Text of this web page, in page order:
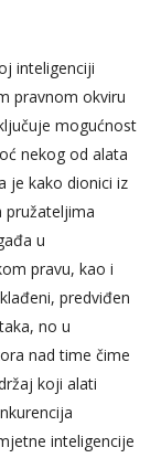
inteligenciji
pravnom okviru
mogućnost
nekog od alata
je kako dionici iz
pružateljima
u
pravu, kao i
predviđen
no u
nad time čime
koji alati
inteligencije